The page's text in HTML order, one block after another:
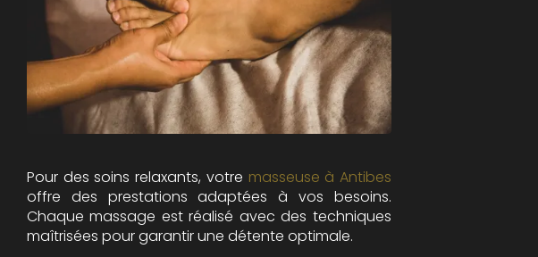
Pour des soins relaxants, votre masseuse à Antibes
offre des prestations adaptées à vos besoins.
Chaque massage est réalisé avec des techniques
maîtrisées pour garantir une détente optimale.